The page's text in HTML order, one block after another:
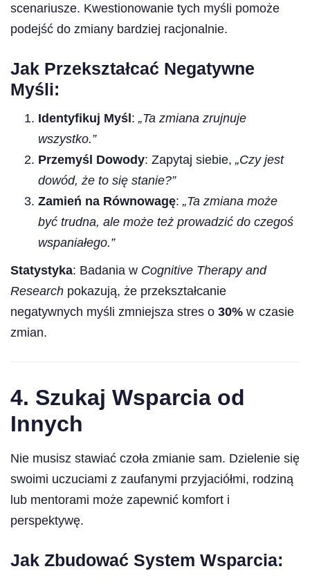
scenariusze. Kwestionowanie tych myśli pomoże
podejść do zmiany bardziej racjonalnie.
Jak Przekształcać Negatywne
Myśli:
Identyfikuj Myśl : „Ta zmiana zrujnuje
wszystko.”
Przemyśl Dowody: Zapytaj siebie, „Czy jest
dowód, że to się stanie?”
Zamień na Równowagę: „Ta zmiana może
być trudna, ale może też prowadzić do czegoś
wspaniałego.”
Statystyka: Badania w Cognitive Therapy and
Research pokazują, że przekształcanie
negatywnych myśli zmniejsza stres o 30% w czasie
zmian.
4. Szukaj Wsparcia od
Innych
Nie musisz stawiać czoła zmianie sam. Dzielenie się
swoimi uczuciami z zaufanymi przyjaciółmi, rodziną
lub mentorami może zapewnić komfort i
perspektywę.
Jak Zbudować System Wsparcia: